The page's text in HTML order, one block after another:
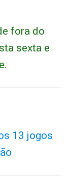
fora do
sexta e
13 jogos